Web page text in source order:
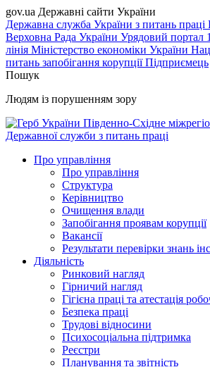
gov.ua Державні сайти України
Державна служба України з питань праці
Верховна Рада України Урядовий портал
лінія Міністерство економіки України
питань запобігання корупціїПідприємець
Пошук
Людям із порушенням зору
Південно-Східне
Державної служби з питань праці
Про управління
Про управління
Структура
Керівництво
Очищення влади
Запобігання проявам корупції
Вакансії
Результати перевірки знань
Діяльність
Ринковий нагляд
Гірничий нагляд
Гігієна праці та атестація
Безпека праці
Трудові відносини
Психосоціальна підтримка
Реєстри
Планування та звітність